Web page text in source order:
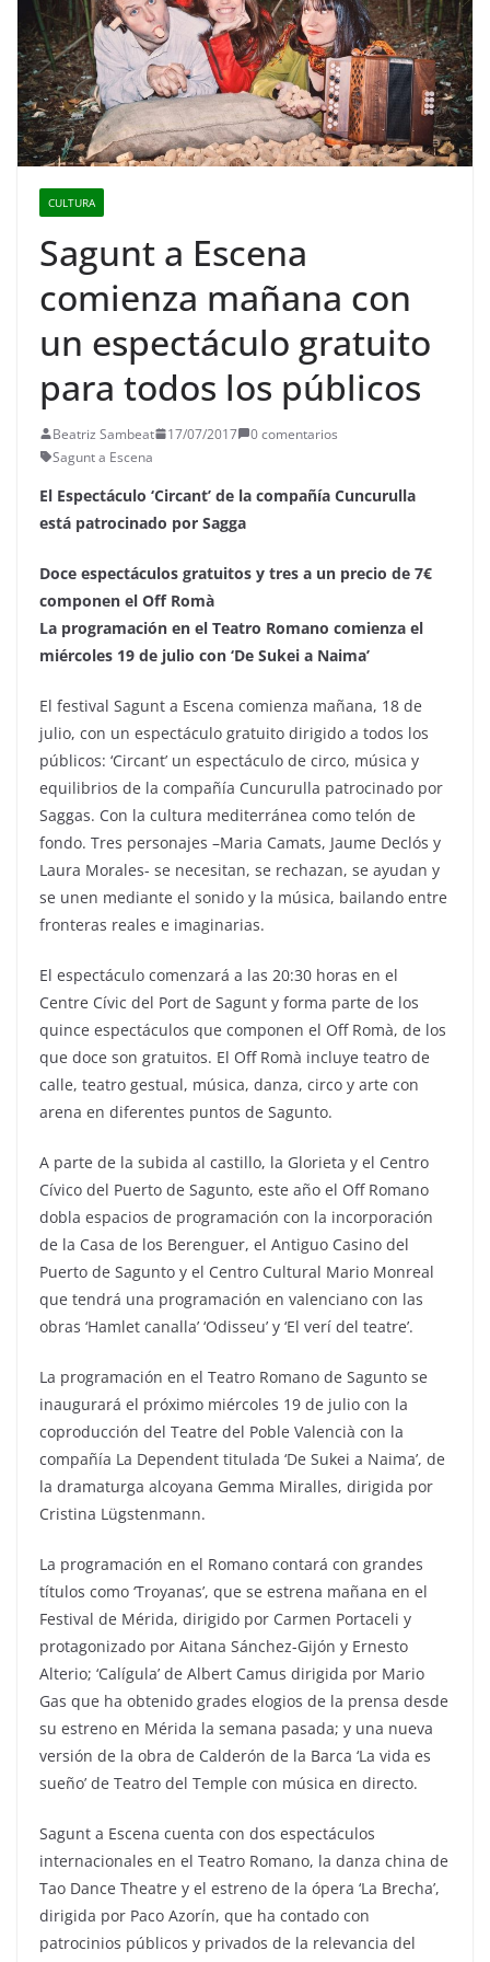
CULTURA
Sagunt a Escena
comienza mañana con
un espectáculo gratuito
para todos los públicos
Beatriz Sambeat 17/07/2017
0 comentarios
Sagunt a Escena
El Espectáculo ‘Circant’ de la compañía Cuncurulla
está patrocinado por Sagga
Doce espectáculos gratuitos y tres a un precio de 7€
componen el Off Romà
La programación en el Teatro Romano comienza el
miércoles 19 de julio con ‘De Sukei a Naima’
El festival Sagunt a Escena comienza mañana, 18 de
julio, con un espectáculo gratuito dirigido a todos los
públicos: ‘Circant’ un espectáculo de circo, música y
equilibrios de la compañía Cuncurulla patrocinado por
Saggas. Con la cultura mediterránea como telón de
fondo. Tres personajes –Maria Camats, Jaume Declós y
Laura Morales- se necesitan, se rechazan, se ayudan y
se unen mediante el sonido y la música, bailando entre
fronteras reales e imaginarias.
El espectáculo comenzará a las 20:30 horas en el
Centre Cívic del Port de Sagunt y forma parte de los
quince espectáculos que componen el Off Romà, de los
que doce son gratuitos. El Off Romà incluye teatro de
calle, teatro gestual, música, danza, circo y arte con
arena en diferentes puntos de Sagunto.
A parte de la subida al castillo, la Glorieta y el Centro
Cívico del Puerto de Sagunto, este año el Off Romano
dobla espacios de programación con la incorporación
de la Casa de los Berenguer, el Antiguo Casino del
Puerto de Sagunto y el Centro Cultural Mario Monreal
que tendrá una programación en valenciano con las
obras ‘Hamlet canalla’ ‘Odisseu’ y ‘El verí del teatre’.
La programación en el Teatro Romano de Sagunto se
inaugurará el próximo miércoles 19 de julio con la
coproducción del Teatre del Poble Valencià con la
compañía La Dependent titulada ‘De Sukei a Naima’, de
la dramaturga alcoyana Gemma Miralles, dirigida por
Cristina Lügstenmann.
La programación en el Romano contará con grandes
títulos como ‘Troyanas’, que se estrena mañana en el
Festival de Mérida, dirigido por Carmen Portaceli y
protagonizado por Aitana Sánchez-Gijón y Ernesto
Alterio; ‘Calígula’ de Albert Camus dirigida por Mario
Gas que ha obtenido grades elogios de la prensa desde
su estreno en Mérida la semana pasada; y una nueva
versión de la obra de Calderón de la Barca ‘La vida es
sueño’ de Teatro del Temple con música en directo.
Sagunt a Escena cuenta con dos espectáculos
internacionales en el Teatro Romano, la danza china de
Tao Dance Theatre y el estreno de la ópera ‘La Brecha’,
dirigida por Paco Azorín, que ha contado con
patrocinios públicos y privados de la relevancia del